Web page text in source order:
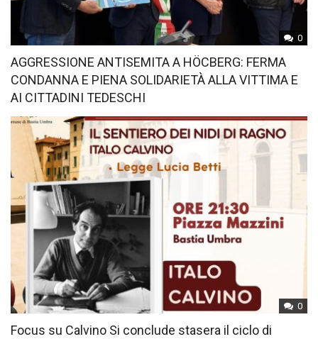
0
AGGRESSIONE ANTISEMITA A HÖCBERG: FERMA
CONDANNA E PIENA SOLIDARIETÀ ALLA VITTIMA E
AI CITTADINI TEDESCHI
0
Focus su Calvino Si conclude stasera il ciclo di